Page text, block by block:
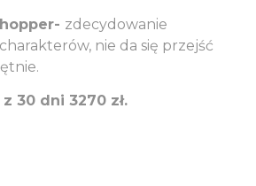
is:
zdecydowanie
nie da się przejść
30 dni 3270 zł.